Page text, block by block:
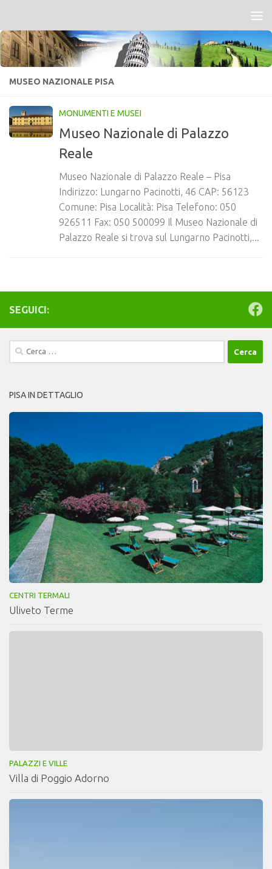
MUSEO NAZIONALE PISA
MONUMENTI E MUSEI
Museo Nazionale di Palazzo
Reale
Museo Nazionale di Palazzo Reale – Pisa
Indirizzo: Lungarno Pacinotti, 46 CAP: 56123
Comune: Pisa Località: Pisa Telefono: 050
926511 Fax: 050 500099 Il Museo Nazionale di
Palazzo Reale si trova sul Lungarno Pacinotti,...
SEGUICI:
Ricerca
per:
PISA IN DETTAGLIO
CENTRI TERMALI
Uliveto Terme
PALAZZI E VILLE
Villa di Poggio Adorno